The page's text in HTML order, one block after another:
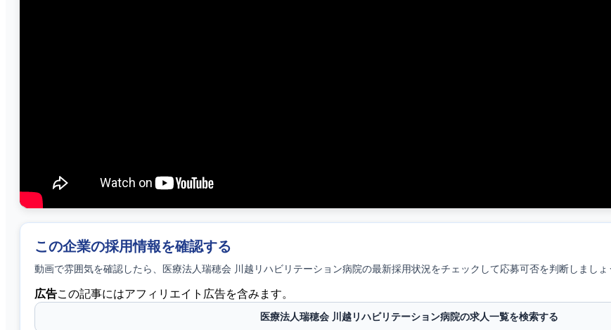
この企業の採用情報を確認する
動画で雰囲気を確認したら、 医療法人瑞穂会 川越リハビリテーション病院の最新採用状況をチェックして応募可否を判断しましょ
広告この記事にはアフィリエイト広告を含みます。
医療法人瑞穂会 川越リハビリテーション病院の求人一覧を検索する